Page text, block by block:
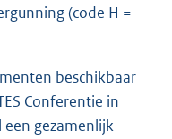
(code H =
beschikbaar
Conferentie in
een gezamenlijk